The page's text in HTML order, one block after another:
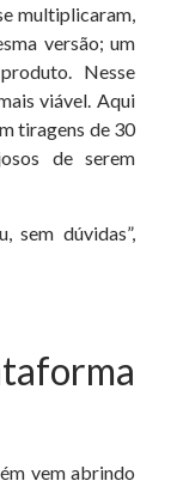
multiplicaram,
versão; um
Nesse
viável. Aqui
tiragens de 30
de serem
sem dúvidas”,
vem abrindo